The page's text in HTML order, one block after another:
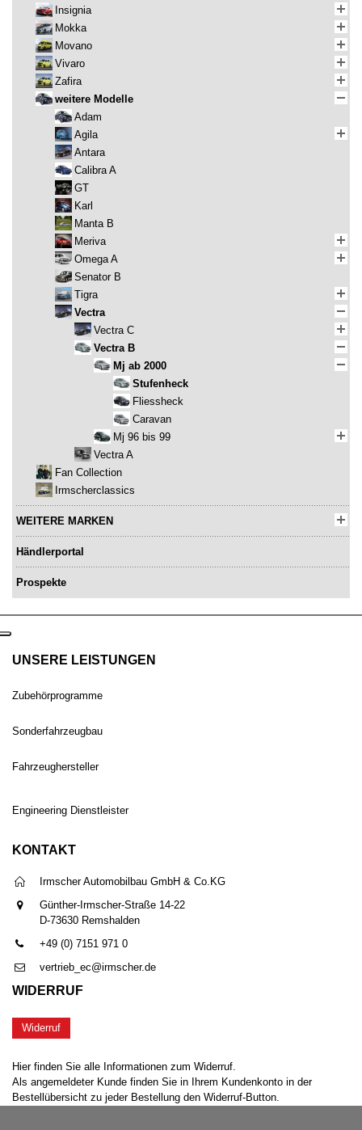
Insignia
Mokka
Movano
Vivaro
Zafira
weitere Modelle
Adam
Agila
Antara
Calibra A
GT
Karl
Manta B
Meriva
Omega A
Senator B
Tigra
Vectra
Vectra C
Vectra B
Mj ab 2000
Stufenheck
Fliessheck
Caravan
Mj 96 bis 99
Vectra A
Fan Collection
Irmscherclassics
WEITERE MARKEN
Händlerportal
Prospekte
UNSERE LEISTUNGEN
Zubehörprogramme
Sonderfahrzeugbau
Fahrzeughersteller
Engineering Dienstleister
KONTAKT
Irmscher Automobilbau GmbH & Co.KG
Günther-Irmscher-Straße 14-22
D-73630 Remshalden
+49 (0) 7151 971 0
vertrieb_ec@irmscher.de
WIDERRUF
Widerruf
Hier finden Sie alle Informationen zum Widerruf.
Als angemeldeter Kunde finden Sie in Ihrem Kundenkonto in der
Bestellübersicht zu jeder Bestellung den Widerruf-Button.